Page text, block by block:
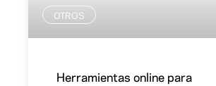
OTROS
Herramientas online para